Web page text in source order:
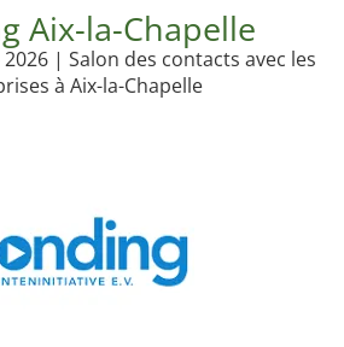
Aix-la-Chapelle
| Salon des contacts avec les
à Aix-la-Chapelle